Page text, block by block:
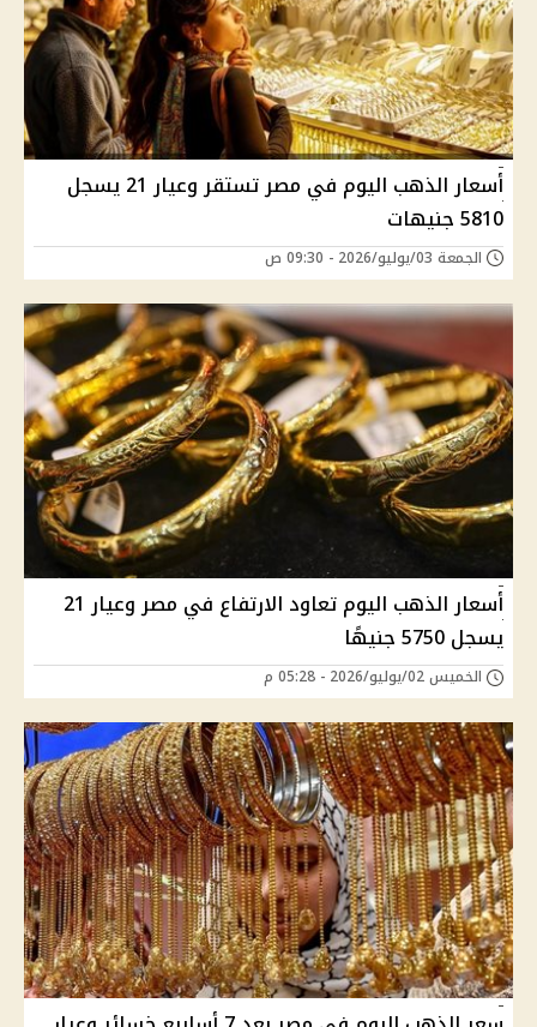
أسعار الذهب اليوم في مصر تستقر وعيار 21 يسجل
5810 جنيهات
الجمعة 03/يوليو/2026 - 09:30 ص
أسعار الذهب اليوم تعاود الارتفاع في مصر وعيار 21
يسجل 5750 جنيهًا
الخميس 02/يوليو/2026 - 05:28 م